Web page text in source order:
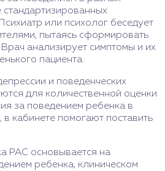
или психолог беседует
пытаясь сформировать
анализирует симптомы и их
пациента.
и поведенческих
для количественной оценки
за поведением ребенка в
кабинете помогают поставить
РАС основывается на
ребенка, клиническом